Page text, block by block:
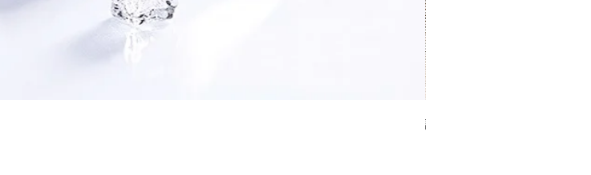
證件卡套 Card holder